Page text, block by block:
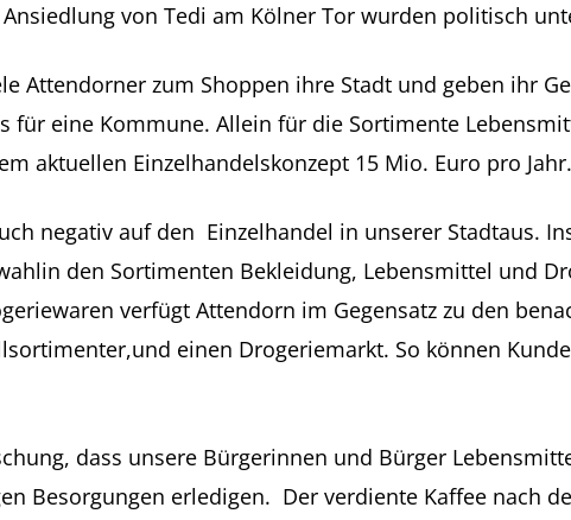
von Tedi am Kölner Tor wurden politisch
Attendorner zum Shoppen ihre Stadt und geben ihr
für eine Kommune. Allein für die Sortimente
aktuellen Einzelhandelskonzept 15 Mio. Euro pro Jahr.
negativ auf den Einzelhandel in unserer Stadtaus.
den Sortimenten Bekleidung, Lebensmittel und
verfügt Attendorn im Gegensatz zu den
einen Drogeriemarkt. So können
dass unsere Bürgerinnen und Bürger
Besorgungen erledigen. Der verdiente Kaffee nach